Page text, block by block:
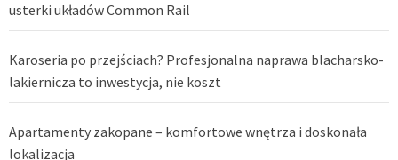
usterki układów Common Rail
Karoseria po przejściach? Profesjonalna naprawa blacharsko-
lakiernicza to inwestycja, nie koszt
Apartamenty zakopane – komfortowe wnętrza i doskonała
lokalizacja